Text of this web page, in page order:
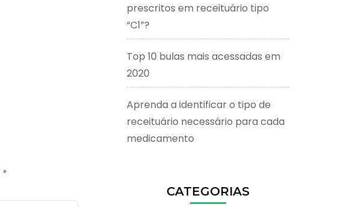
*
prescritos em receituário tipo
“C1”?
Top 10 bulas mais acessadas em
2020
Aprenda a identificar o tipo de
receituário necessário para cada
medicamento
CATEGORIAS